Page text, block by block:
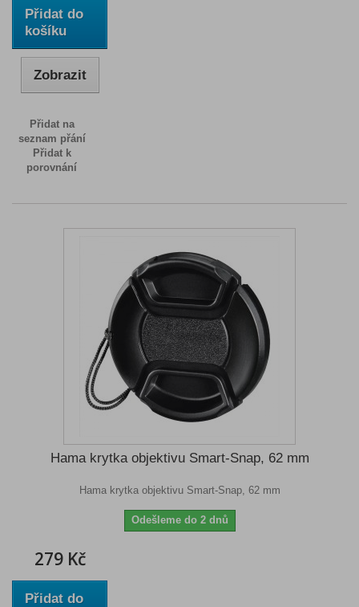
Přidat do
košíku
Zobrazit
Přidat na
seznam přání
Přidat k
porovnání
Hama krytka objektivu Smart-Snap, 62 mm
Hama krytka objektivu Smart-Snap, 62 mm
Odešleme do 2 dnů
279 Kč
Přidat do